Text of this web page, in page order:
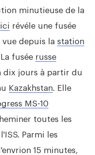
minutieuse de la
révéle une fusée
depuis la station
fusée russe
dix jours à partir du
Kazakhstan. Elle
MS-10
toutes les
Parmi les
15 minutes,